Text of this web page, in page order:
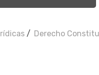
/ Derecho